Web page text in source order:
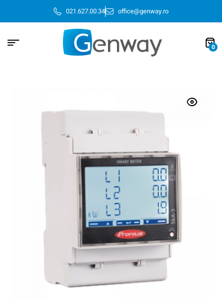
021.627.00.34 office@genway.ro
0